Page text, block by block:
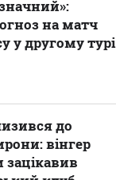
на матч
у другому турі
до
вінгер
зацікавив